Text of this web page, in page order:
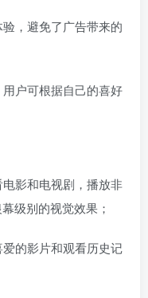
，避免了广告带来的
户可根据自己的喜好
影和电视剧，播放非
级别的视觉效果；
的影片和观看历史记